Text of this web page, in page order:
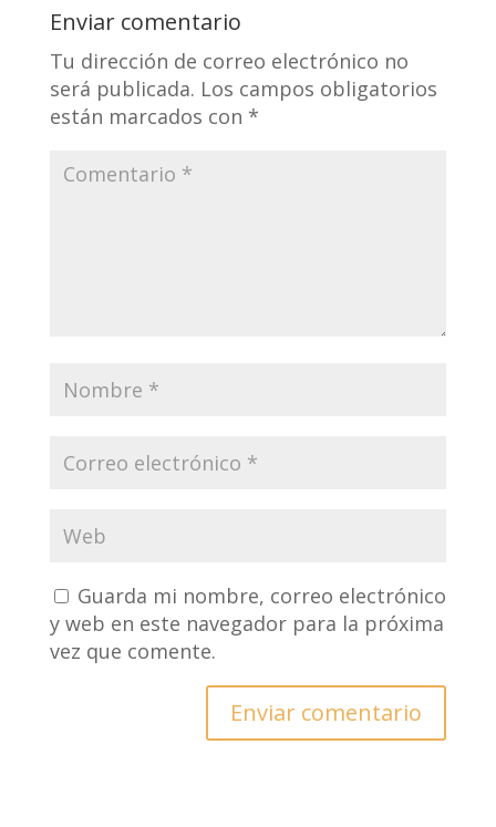
Enviar comentario
Tu dirección de correo electrónico no
será publicada. Los campos obligatorios
están marcados con *
Guarda mi nombre, correo electrónico
y web en este navegador para la próxima
vez que comente.